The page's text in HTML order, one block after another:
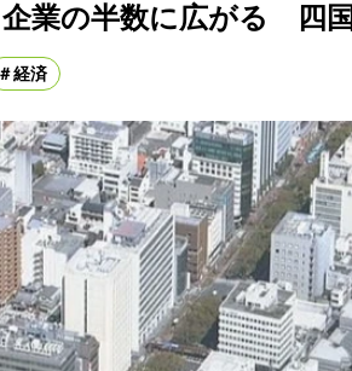
企業の半数に広がる 四国
経済